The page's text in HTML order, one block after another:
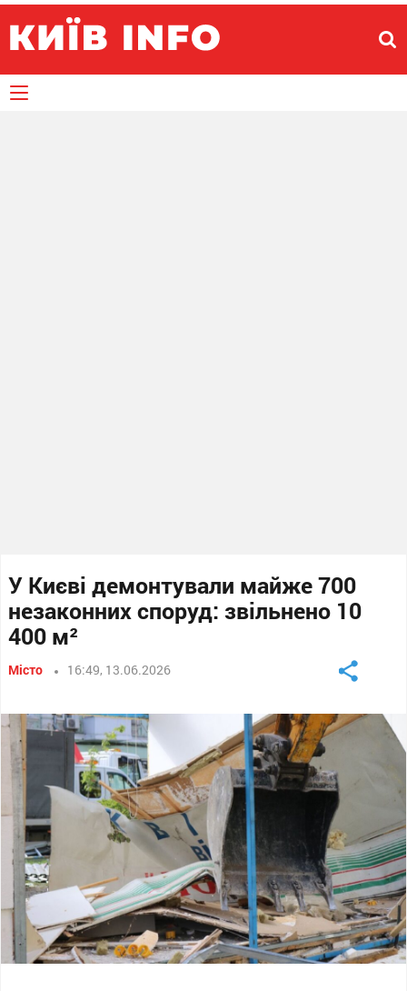
У Києві демонтували майже 700
незаконних споруд: звільнено 10
400 м²
Місто 16:49, 13.06.2026